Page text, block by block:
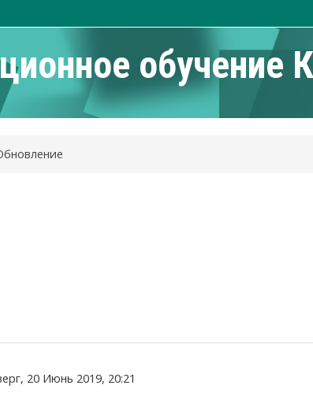
20 Июнь 2019, 20:21